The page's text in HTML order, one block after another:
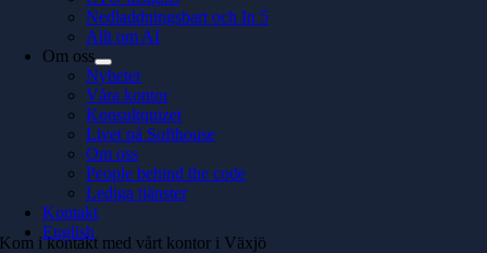
Nedladdningsbart och In 5
Allt om AI
Om oss
Nyheter
Våra kontor
Konsultquizet
Livet på Softhouse
Om oss
People behind the code
Lediga tjänster
Kontakt
English
Kom i kontakt med vårt kontor i Växjö